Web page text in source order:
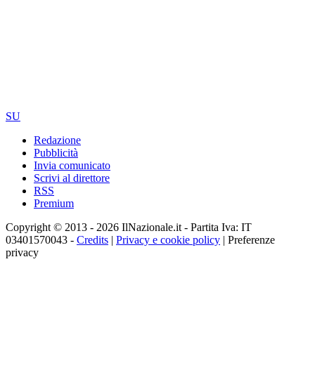
SU
Redazione
Pubblicità
Invia comunicato
Scrivi al direttore
RSS
Premium
Copyright © 2013 - 2026 IlNazionale.it - Partita Iva: IT
03401570043 - Credits | Privacy e cookie policy | Preferenze
privacy